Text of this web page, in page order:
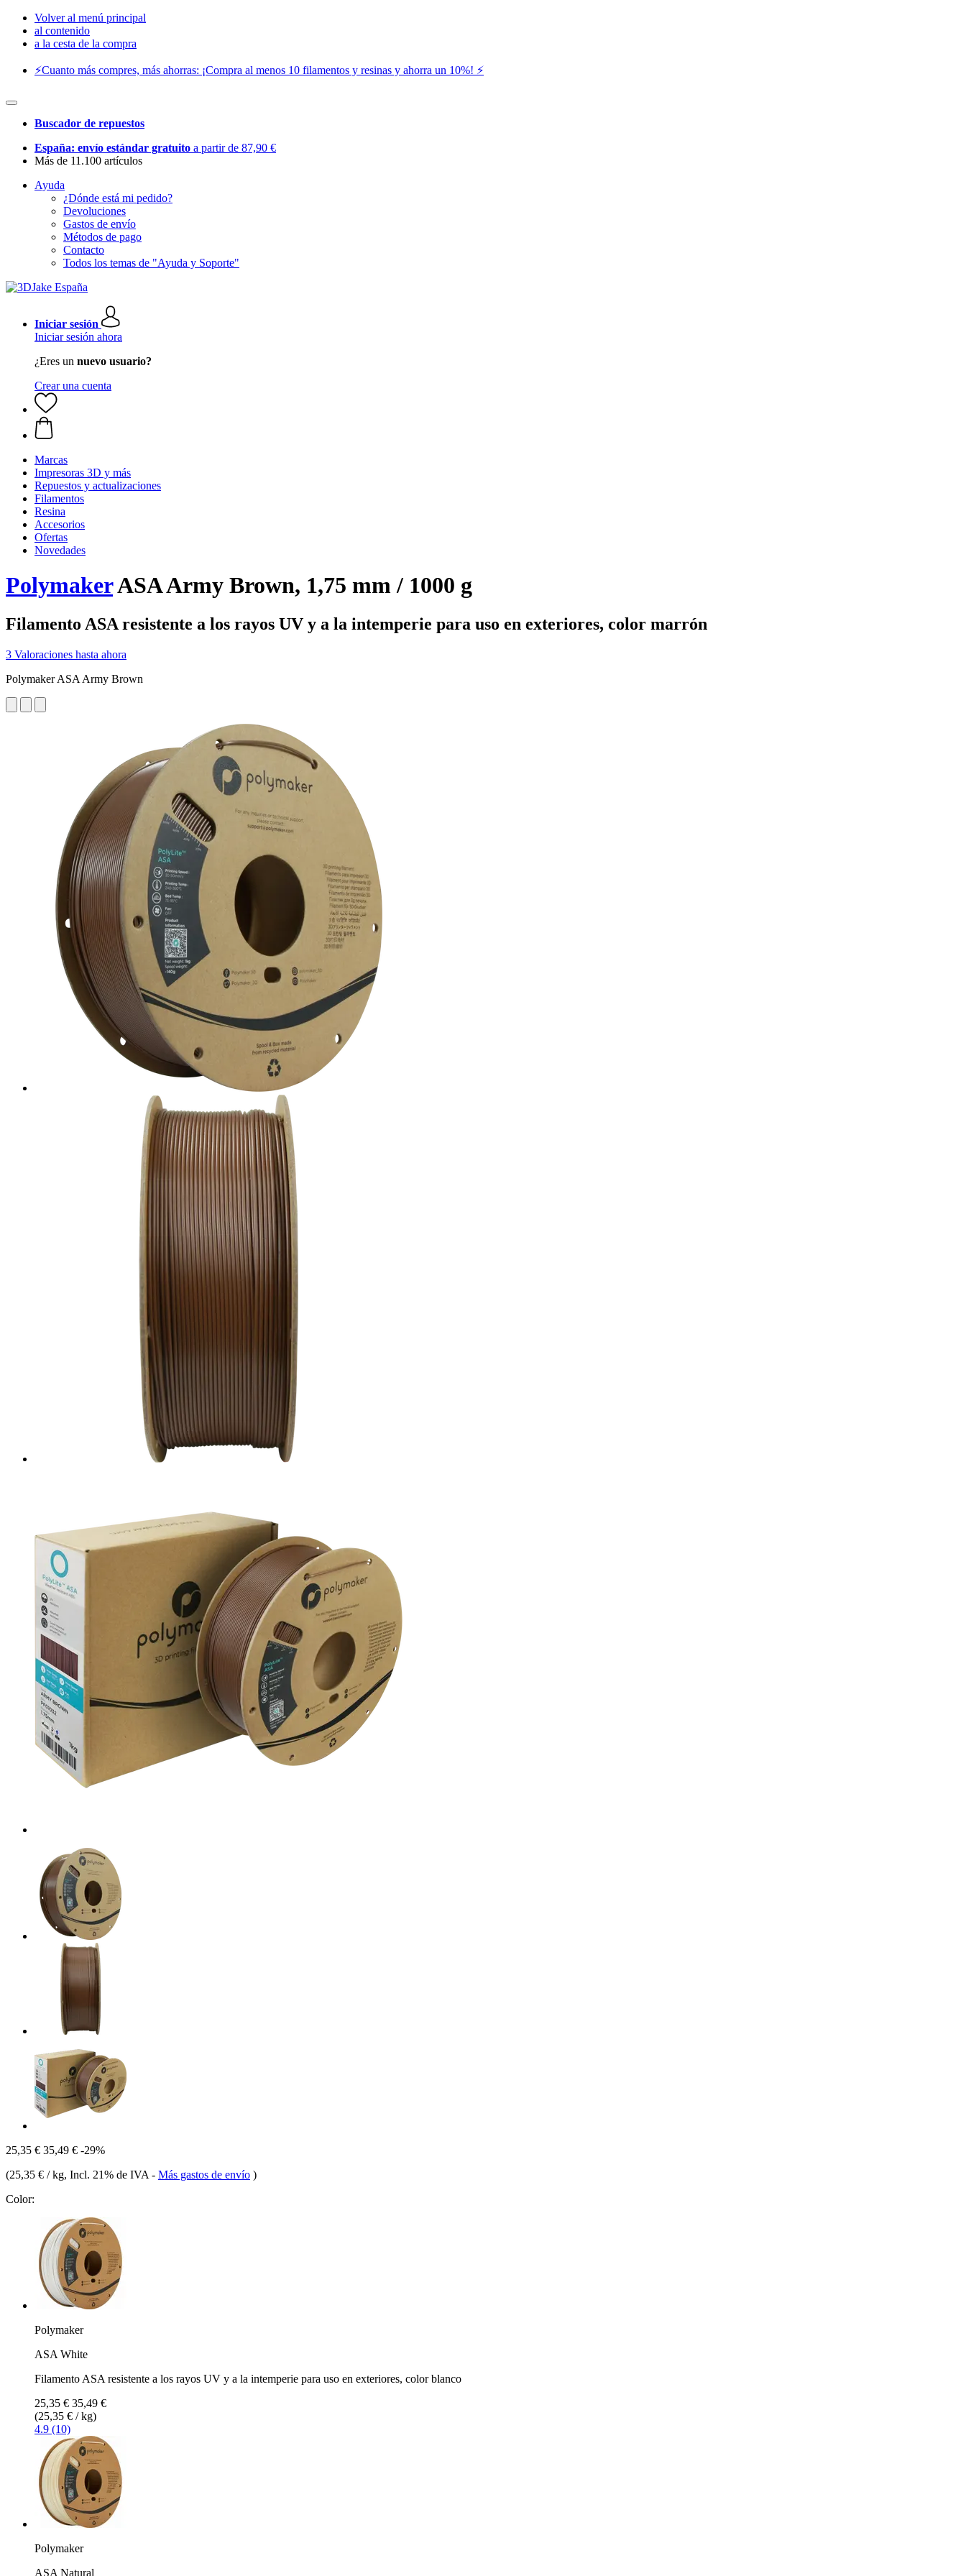
Volver al menú principal
al contenido
a la cesta de la compra
⚡️Cuanto más compres, más ahorras: ¡Compra al menos 10 filamentos y resinas y ahorra un 10%! ⚡️
Buscador de repuestos
España: envío estándar gratuito a partir de 87,90 €
Más de 11.100 artículos
Ayuda
¿Dónde está mi pedido?
Devoluciones
Gastos de envío
Métodos de pago
Contacto
Todos los temas de "Ayuda y Soporte"
Iniciar sesión
Iniciar sesión ahora
¿Eres un nuevo usuario?
Crear una cuenta
Marcas
Impresoras 3D y más
Repuestos y actualizaciones
Filamentos
Resina
Accesorios
Ofertas
Novedades
PolymakerASA Army Brown, 1,75 mm / 1000 g
Filamento ASA resistente a los rayos UV y a la intemperie para uso en exteriores, color marrón
3 Valoraciones hasta ahora
Polymaker ASA Army Brown
25,35 € 35,49 € -29%
(25,35 € / kg, Incl. 21% de IVA - Más gastos de envío )
Color:
Polymaker
ASA White
Filamento ASA resistente a los rayos UV y a la intemperie para uso en exteriores, color blanco
25,35 € 35,49 €
(25,35 € / kg)
4.9 (10)
Polymaker
ASA Natural